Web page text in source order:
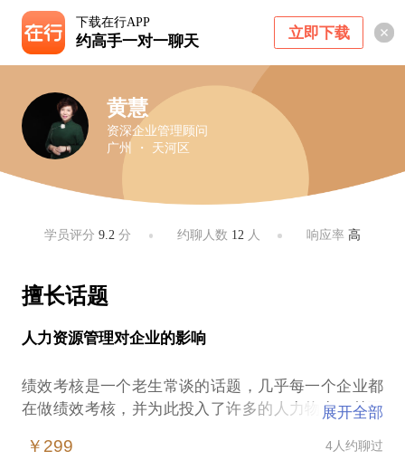
下载在行APP
约高手一对一聊天 立即下载
黄慧
资深企业管理顾问
广州 ・ 天河区
学员评分9.2 分 约聊人数 12 人 响应率 高
擅长话题
人力资源管理对企业的影响
绩效考核是一个老生常谈的话题，几乎每一个企业都
在做绩效考核，并为此投入了许多的人力物力，甚至
励费用~~~然而最终收效近乎为零。
展开全部
￥299 4人约聊过